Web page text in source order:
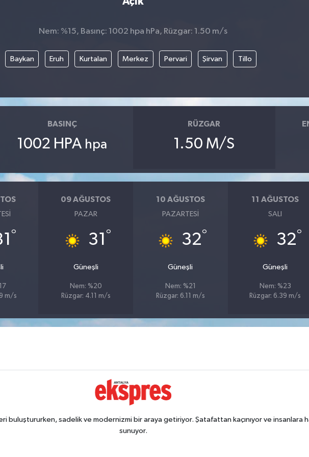
Nem: %15, Basınç: 1002 hpa hPa, Rüzgar: 1.50 m/s
Baykan Eruh Kurtalan Merkez Pervari Şirvan Tillo
BASINÇ
1002 HPA hpa
RÜZGAR
1.50 M/S
°
m/s
09 AĞUSTOS
PAZAR
31 °
Güneşli
Nem: %20
Rüzgar: 4.11 m/s
10 AĞUSTOS
PAZARTESI
32°
Güneşli
Nem: %21
Rüzgar: 6.11 m/s
11 AĞUSTOS
SALI
32°
Güneşli
Nem: %23
Rüzgar: 6.39 m/s
buluştururken, sadelik ve modernizmi bir araya getiriyor. Şatafattan kaçınıyor ve insanlara
sunuyor.